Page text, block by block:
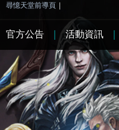
尋憶天堂前導頁